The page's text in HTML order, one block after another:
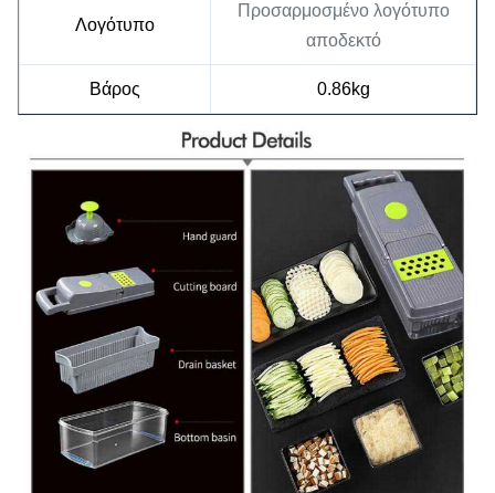
Λογότυπο
Προσαρμοσμένο λογότυπο
αποδεκτό
Βάρος 0.86kg